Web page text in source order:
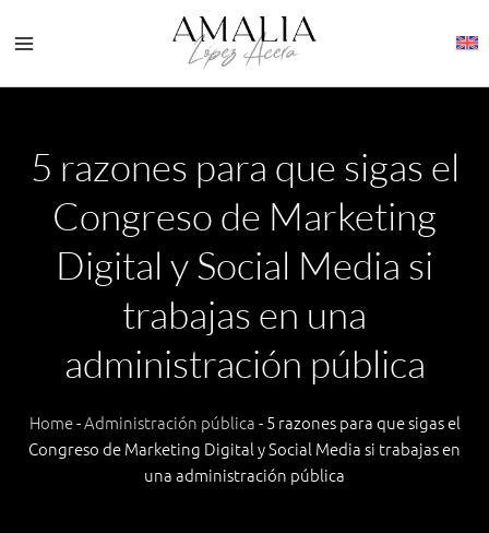
5 razones para que sigas el
Congreso de Marketing
Digital y Social Media si
trabajas en una
administración pública
Home-Administración pública-5 razones para que sigas el
Congreso de Marketing Digital y Social Media si trabajas en
una administración pública